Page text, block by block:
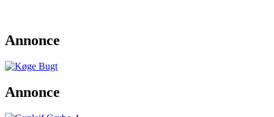
Annonce
Annonce